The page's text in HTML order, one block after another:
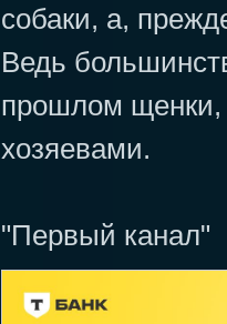
собаки, а,
Ведь
прошлом
хозяевами.
"Первый канал"